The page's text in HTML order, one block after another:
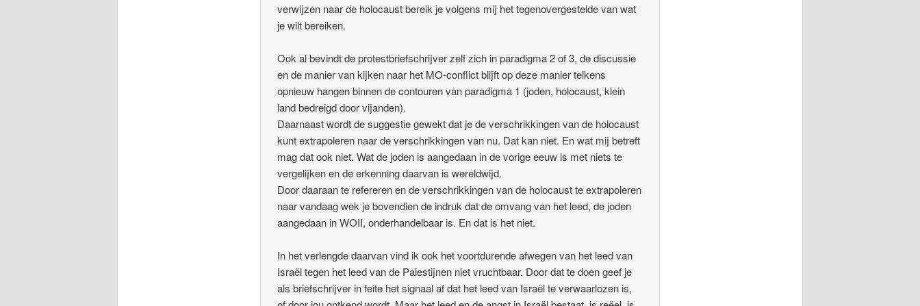
verwijzen naar de holocaust bereik je volgens mij het tegenovergestelde van wat
je wilt bereiken.
Ook al bevindt de protestbriefschrijver zelf zich in paradigma 2 of 3, de discussie
en de manier van kijken naar het MO-conflict blijft op deze manier telkens
opnieuw hangen binnen de contouren van paradigma 1 (joden, holocaust, klein
land bedreigd door vijanden).
Daarnaast wordt de suggestie gewekt dat je de verschrikkingen van de holocaust
kunt extrapoleren naar de verschrikkingen van nu. Dat kan niet. En wat mij betreft
mag dat ook niet. Wat de joden is aangedaan in de vorige eeuw is met niets te
vergelijken en de erkenning daarvan is wereldwijd.
Door daaraan te refereren en de verschrikkingen van de holocaust te extrapoleren
naar vandaag wek je bovendien de indruk dat de omvang van het leed, de joden
aangedaan in WOII, onderhandelbaar is. En dat is het niet.
In het verlengde daarvan vind ik ook het voortdurende afwegen van het leed van
Israël tegen het leed van de Palestijnen niet vruchtbaar. Door dat te doen geef je
als briefschrijver in feite het signaal af dat het leed van Israël te verwaarlozen is,